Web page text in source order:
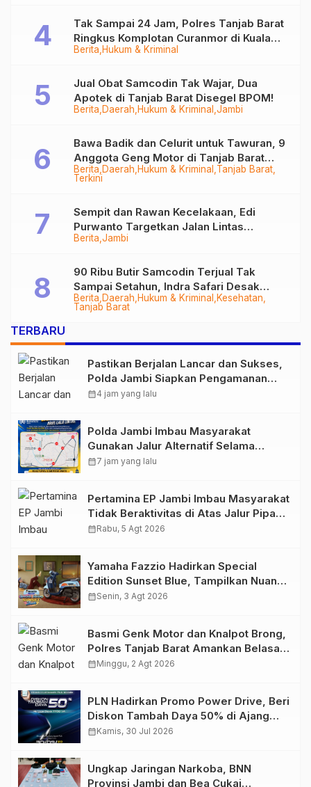
Berita Hukum & Kriminal
Tak Sampai 24 Jam, Polres Tanjab Barat
Ringkus Komplotan Curanmor di Kuala
Tungkal
Berita Daerah Hukum & Kriminal Jambi
Jual Obat Samcodin Tak Wajar, Dua
Apotek di Tanjab Barat Disegel BPOM!
Berita Daerah Hukum & Kriminal Tanjab Barat
Terkini
Bawa Badik dan Celurit untuk Tawuran, 9
Anggota Geng Motor di Tanjab Barat
Diringkus
Berita Jambi
Sempit dan Rawan Kecelakaan, Edi
Purwanto Targetkan Jalan Lintas
Tungkal-Jambi Mulus di 2028
Berita Daerah Hukum & Kriminal
Kesehatan
Tanjab Barat
90 Ribu Butir Samcodin Terjual Tak
Sampai Setahun, Indra Safari Desak
Audit Menyeluruh
TERBARU
Pastikan Berjalan Lancar dan Sukses,
Polda Jambi Siapkan Pengamanan
Berlapis untuk 8.750 Pelari, 1.848
calendar_month4 jam yang lalu
Polda Jambi Imbau Masyarakat
Gunakan Jalur Alternatif Selama
Pelaksanaan Presisi Merdeka Run
calendar_month7 jam yang lalu
Pertamina EP Jambi Imbau Masyarakat
Tidak Beraktivitas di Atas Jalur Pipa
Migas Demi Keselamatan Bersama
calendar_monthRabu, 5 Agt 2026
Yamaha Fazzio Hadirkan Special
Edition Sunset Blue, Tampilkan Nuansa
Retro Summer yang Semakin Skena
calendar_monthSenin, 3 Agt 2026
Basmi Genk Motor dan Knalpot Brong,
Polres Tanjab Barat Amankan Belasan
Kendaraan
calendar_monthMinggu, 2 Agt 2026
PLN Hadirkan Promo Power Drive, Beri
Diskon Tambah Daya 50% di Ajang
GIIAS 2026
calendar_monthKamis, 30 Jul 2026
Ungkap Jaringan Narkoba, BNN
Provinsi Jambi dan Bea Cukai